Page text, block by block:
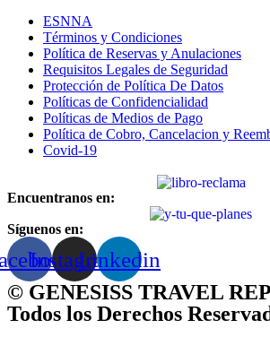
ESNNA
Términos y Condiciones
Política de Reservas y Anulaciones
Requisitos Legales de Seguridad
Protección de Política De Datos
Políticas de Confidencialidad
Políticas de Medios de Pago
Política de Cobro, Cancelacion y
Covid-19
Encuentranos en:
Síguenos en:
InstagramLinkedin
© GENESISS TRAVEL
Todos los Derechos